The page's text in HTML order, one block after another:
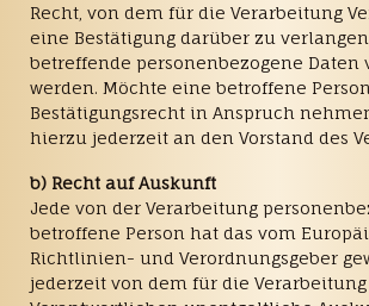
Recht, von dem für die Verarbeitung
eine Bestätigung darüber zu
betreffende personenbezogene Daten
werden. Möchte eine betroffene
Bestätigungsrecht in Anspruch
hierzu jederzeit an den Vorstand des
b) Recht auf Auskunft
Jede von der Verarbeitung
betroffene Person hat das vom
Richtlinien- und Verordnungsgeber
jederzeit von dem für die Verarbeitung